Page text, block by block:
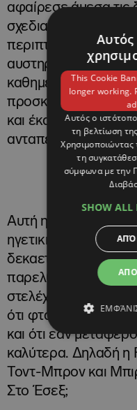
αφαίρεσε άμεσα τις
σχεδιαστές και τους
περιπτώσεις των
αυστηρή αλλά δίκαιη
καθημερινότητας
προσκήνιο τα πιο
και έκανε πέρα
ανταπεξέλθουν.
Αυτή η αυστηρή
ηγετική
δεκαετίες στην
παρελθόν ότι η
στελέχη αλλά
ότι φταίει το ότι
και ότι εάν
καλύτερα. Δηλαδή
Τοντ-Μπρον και
Στο Έσεξ;
Αυτός
This Cookie
longer working.
Αυτός ο
τη βελτίωση
Χρησιμοποιώντας
τη
σύμφωνα με την
SHOW ALL